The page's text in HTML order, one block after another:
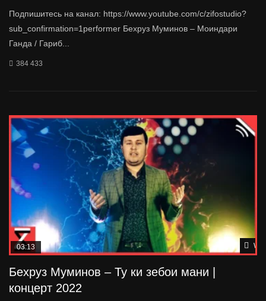
Подпишитесь на канал: https://www.youtube.com/c/zifostudio?
sub_confirmation=1performer Бехруз Муминов – Моиндари
Ганда / Гариб...
384 433
03:13
Бехруз Муминов – Ту ки зебои мани |
концерт 2022